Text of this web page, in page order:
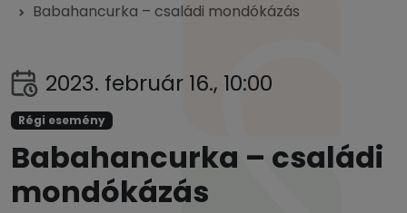
Babahancurka – családi mondókázás
2023. február 16., 10:00
Régi esemény
Babahancurka – családi
mondókázás